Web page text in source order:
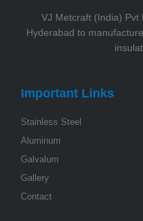
VJ Metcraft (India) Pvt
Hyderabad to
Important Links
Stainless Steel
Aluminum
Galvalum
Gallery
Contact